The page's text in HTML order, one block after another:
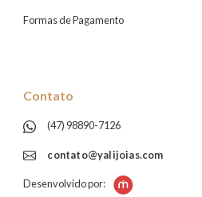
Formas de Pagamento
Contato
(47) 98890-7126
contato@yalijoias.com
Desenvolvido por: